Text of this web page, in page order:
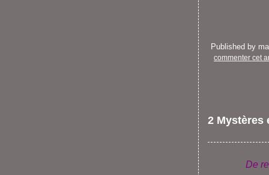
Published by
commenter cet
2 Mystères
De